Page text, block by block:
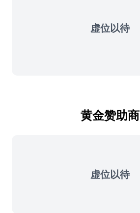
虚位以待
黄金赞助商
虚位以待